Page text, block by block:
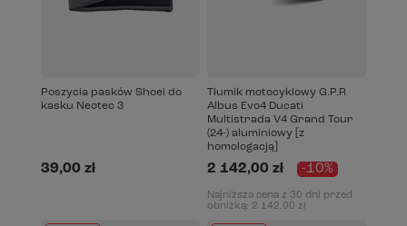
Poszycia pasków Shoei do
kasku Neotec 3
39,00 zł
Tłumik motocyklowy G.P.R
Albus Evo4 Ducati
Multistrada V4 Grand Tour
(24-) aluminiowy [z
homologacją]
2 142,00 zł -10%
Najniższa cena z 30 dni przed
obniżką: 2 142,00 zł